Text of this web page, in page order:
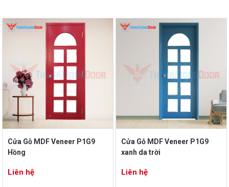
Cửa Gỗ MDF Veneer P1G9
Hồng
Liên hệ
Cửa Gỗ MDF Veneer P1G9
xanh da trời
Liên hệ